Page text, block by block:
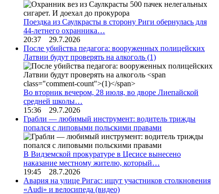
Поездка из Саулкрасты в сторону Риги обернулась для
44-летнего охранника…
20:37 29.7.2026
После убийства педагога: вооруженных полицейских
Латвии будут проверять на алкоголь (1)
Во вторник вечером, 28 июля, во дворе Лиепайской
средней школы…
15:36 29.7.2026
Грабли — любимый инструмент: водитель трижды
попался с липовыми польскими правами
В Видземской прокуратуре в Цесисе вынесено
наказание местному жителю, который…
19:45 28.7.2026
Авария на улице Ригас: ищут участников столкновения
«Audi» и велосипеда (видео)